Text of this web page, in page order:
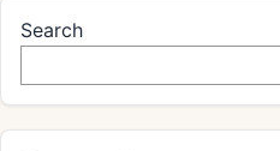
Search